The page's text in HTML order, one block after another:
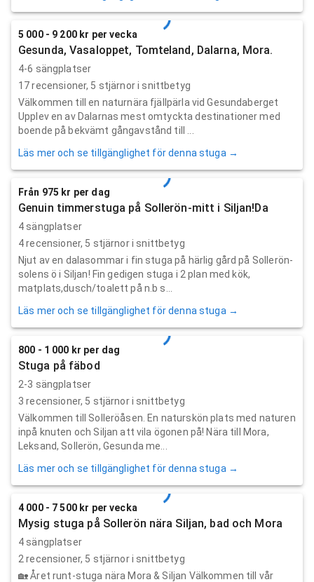
5 000 - 9 200 kr per vecka
Gesunda, Vasaloppet, Tomteland, Dalarna, Mora.
4-6 sängplatser
17recensioner, 5 stjärnor i snittbetyg
Välkommen till en naturnära fjällpärla vid Gesundaberget
Upplev en av Dalarnas mest omtyckta destinationer med
boende på bekvämt gångavstånd till ...
Läs mer och se tillgänglighet för denna stuga →
Från 975 kr per dag
Genuin timmerstuga på Sollerön-mitt i Siljan!Da
4 sängplatser
4recensioner, 5 stjärnor i snittbetyg
Njut av en dalasommar i fin stuga på härlig gård på Sollerön-
solens ö i Siljan! Fin gedigen stuga i 2 plan med kök,
matplats,dusch/toalett på n.b s...
Läs mer och se tillgänglighet för denna stuga →
800 - 1 000 kr per dag
Stuga på fäbod
2-3 sängplatser
3 recensioner, 5 stjärnor i snittbetyg
Välkommen till Solleröåsen. En naturskön plats med naturen
inpå knuten och Siljan att vila ögonen på! Nära till Mora,
Leksand, Sollerön, Gesunda me...
Läs mer och se tillgänglighet för denna stuga →
4 000 - 7 500 kr per vecka
Mysig stuga på Sollerön nära Siljan, bad och Mora
4 sängplatser
2 recensioner, 5 stjärnor i snittbetyg
🏡 Året runt-stuga nära Mora & Siljan Välkommen till vår